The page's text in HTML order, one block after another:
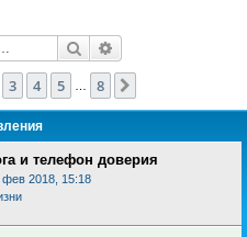
Поиск
из
3 4 5 8
и телефон доверия
фев 2018, 15:18